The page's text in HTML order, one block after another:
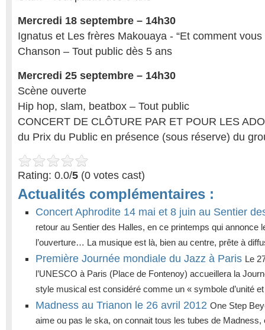
Mercredi 18 septembre – 14h30
Ignatus et Les frères Makouaya - “Et comment
Chanson – Tout public dès 5 ans
Mercredi 25 septembre – 14h30
Scène ouverte
Hip hop, slam, beatbox – Tout public
CONCERT DE CLÔTURE PAR ET POUR LES
du Prix du Public en présence (sous réserve) du
Rating: 0.0/5 (0 votes cast)
Actualités complémentaires :
Concert Aphrodite 14 mai et 8 juin au Sentier
retour au Sentier des Halles, en ce printemps qui annonce
l’ouverture… La musique est là, bien au centre, prête à
Première Journée mondiale du Jazz à Paris Le
l’UNESCO à Paris (Place de Fontenoy) accueillera la
style musical est considéré comme un « symbole d’unité
Madness au Trianon le 26 avril 2012 One Step
aime ou pas le ska, on connait tous les tubes de Madness,